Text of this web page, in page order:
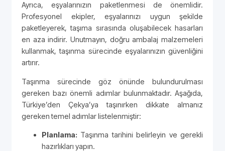
Ayrıca, eşyalarınızın paketlenmesi de önemlidir.
Profesyonel ekipler, eşyalarınızı uygun şekilde
paketleyerek, taşıma sırasında oluşabilecek hasarları
en aza indirir. Unutmayın, doğru ambalaj malzemeleri
kullanmak, taşınma sürecinde eşyalarınızın güvenliğini
artırır.
Taşınma sürecinde göz önünde bulundurulması
gereken bazı önemli adımlar bulunmaktadır. Aşağıda,
Türkiye’den Çekya’ya taşınırken dikkate almanız
gereken temel adımlar listelenmiştir:
Planlama: Taşınma tarihini belirleyin ve gerekli
hazırlıkları yapın.